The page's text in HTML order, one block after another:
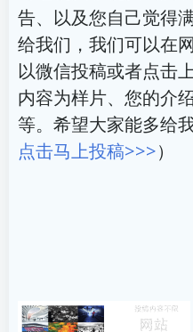
告、以及您自己觉得
给我们，我们可以在
以微信投稿或者点击
内容为样片、您的介
等。希望大家能多给
点击马上投稿>>>）